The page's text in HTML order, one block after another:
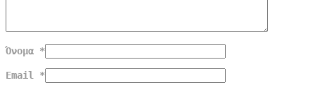
Όνομα *
Email *